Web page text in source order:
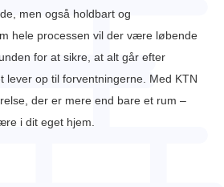
men også holdbart og
hele processen vil der være løbende
for at sikre, at alt går efter
lever op til forventningerne. Med KTN
der er mere end bare et rum –
i dit eget hjem.